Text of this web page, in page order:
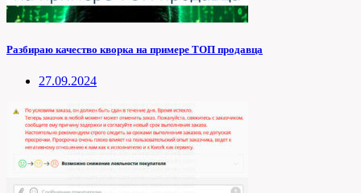
Разбираю качество кворка на примере ТОП продавца
27.09.2024